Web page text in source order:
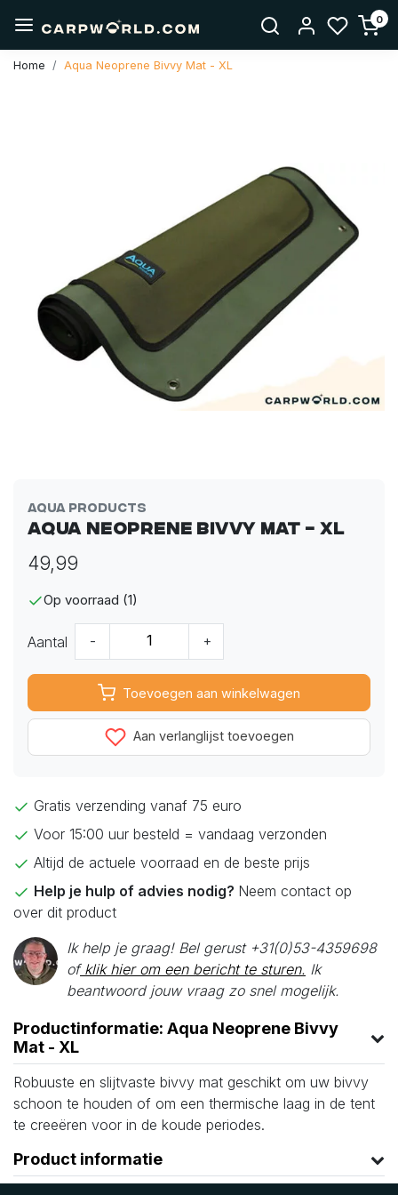
0
Home Aqua Neoprene Bivvy Mat - XL
Aqua Products
Aqua Neoprene Bivvy Mat - XL
49,99
Op voorraad (1)
Aantal - +
Toevoegen aan winkelwagen
Aan verlanglijst toevoegen
Gratis verzending vanaf 75 euro
Voor 15:00 uur besteld = vandaag verzonden
Altijd de actuele voorraad en de beste prijs
Help je hulp of advies nodig? Neem contact op
over dit product
Ik help je graag! Bel gerust +31(0)53-4359698
ofklik hier om een bericht te sturen. Ik
beantwoord jouw vraag zo snel mogelijk.
Productinformatie: Aqua Neoprene Bivvy
Mat - XL
Robuuste en slijtvaste bivvy mat geschikt om uw bivvy
schoon te houden of om een thermische laag in de tent
te creeëren voor in de koude periodes.
Product informatie